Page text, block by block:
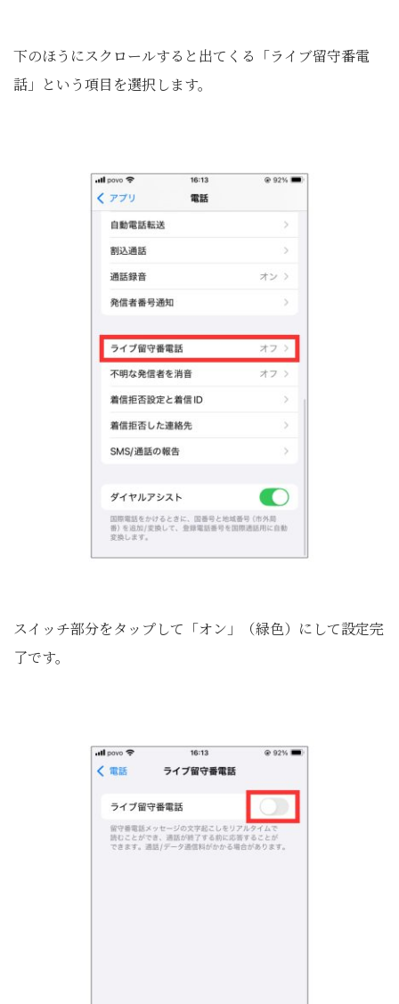
下のほうにスクロールすると出てくる「ライブ留守番電
話」という項目を選択します。
スイッチ部分をタップして「オン」（緑色）にして設定完
了です。